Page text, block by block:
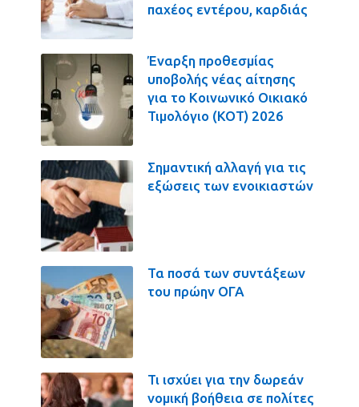
παχέος εντέρου, καρδιάς
Έναρξη προθεσμίας
υποβολής νέας αίτησης
για το Κοινωνικό Οικιακό
Τιμολόγιο (ΚΟΤ) 2026
Σημαντική αλλαγή για τις
εξώσεις των ενοικιαστών
Τα ποσά των συντάξεων
του πρώην ΟΓΑ
Τι ισχύει για την δωρεάν
νομική βοήθεια σε πολίτες